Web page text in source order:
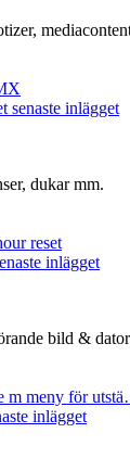
senaste inlägget
dukar mm.
reset
inlägget
bild &
m meny för
inlägget